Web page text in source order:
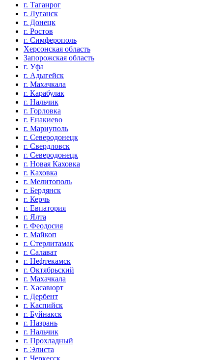
г. Таганрог
г. Луганск
г. Донецк
г. Ростов
г. Симферополь
Херсонская область
Запорожская область
г. Уфа
г. Адыгейск
г. Махачкала
г. Карабулак
г. Нальчик
г. Горловка
г. Енакиево
г. Мариуполь
г. Северодонецк
г. Свердловск
г. Северодонецк
г. Новая Каховка
г. Каховка
г. Мелитополь
г. Бердянск
г. Керчь
г. Евпатория
г. Ялта
г. Феодосия
г. Майкоп
г. Стерлитамак
г. Салават
г. Нефтекамск
г. Октябрьский
г. Махачкала
г. Хасавюрт
г. Дербент
г. Каспийск
г. Буйнакск
г. Назрань
г. Нальчик
г. Прохладный
г. Элиста
г. Черкесск